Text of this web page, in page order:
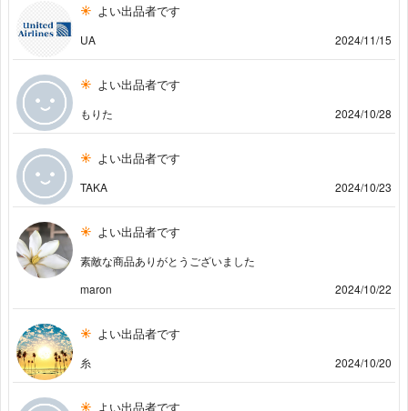
よい出品者です
UA 2024/11/15
よい出品者です
もりた 2024/10/28
よい出品者です
TAKA 2024/10/23
よい出品者です
素敵な商品ありがとうございました
maron
2024/10/22
よい出品者です
糸 2024/10/20
よい出品者です